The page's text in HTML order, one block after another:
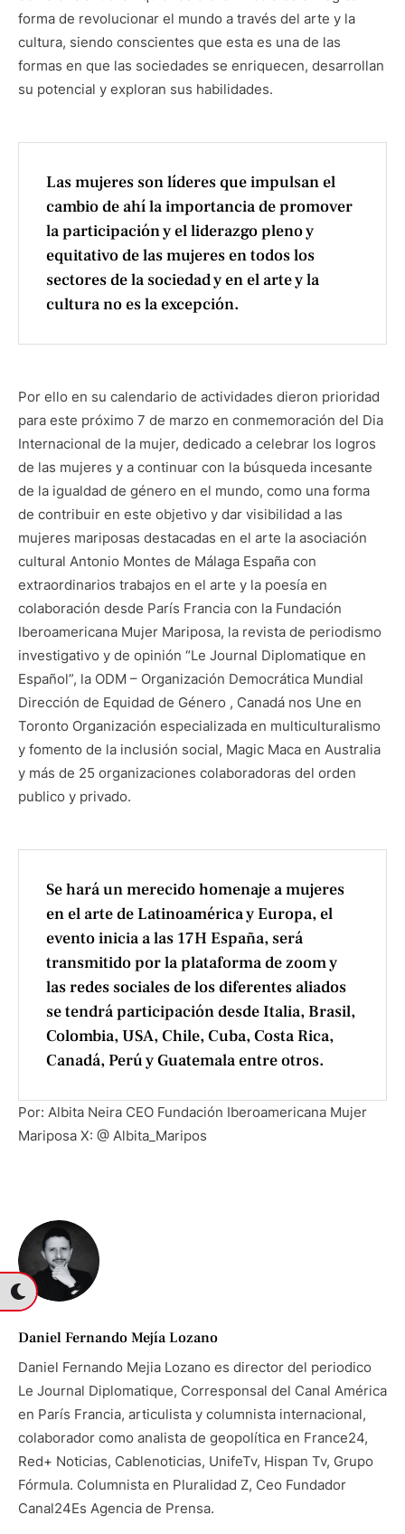
forma de revolucionar el mundo a través del arte y la
cultura, siendo conscientes que esta es una de las
formas en que las sociedades se enriquecen, desarrollan
su potencial y exploran sus habilidades.
Las mujeres son líderes que impulsan el
cambio de ahí la importancia de promover
la participación y el liderazgo pleno y
equitativo de las mujeres en todos los
sectores de la sociedad y en el arte y la
cultura no es la excepción.
Por ello en su calendario de actividades dieron prioridad
para este próximo 7 de marzo en conmemoración del Dia
Internacional de la mujer, dedicado a celebrar los logros
de las mujeres y a continuar con la búsqueda incesante
de la igualdad de género en el mundo, como una forma
de contribuir en este objetivo y dar visibilidad a las
mujeres mariposas destacadas en el arte la asociación
cultural Antonio Montes de Málaga España con
extraordinarios trabajos en el arte y la poesía en
colaboración desde París Francia con la Fundación
Iberoamericana Mujer Mariposa, la revista de periodismo
investigativo y de opinión “Le Journal Diplomatique en
Español”, la ODM – Organización Democrática Mundial
Dirección de Equidad de Género , Canadá nos Une en
Toronto Organización especializada en multiculturalismo
y fomento de la inclusión social, Magic Maca en Australia
y más de 25 organizaciones colaboradoras del orden
publico y privado.
Se hará un merecido homenaje a mujeres
en el arte de Latinoamérica y Europa, el
evento inicia a las 17H España, será
transmitido por la plataforma de zoom y
las redes sociales de los diferentes aliados
se tendrá participación desde Italia, Brasil,
Colombia, USA, Chile, Cuba, Costa Rica,
Canadá, Perú y Guatemala entre otros.
Por: Albita Neira CEO Fundación Iberoamericana Mujer
Mariposa X: @ Albita_Maripos
Daniel Fernando Mejía Lozano
Daniel Fernando Mejia Lozano es director del periodico
Le Journal Diplomatique, Corresponsal del Canal América
en París Francia, articulista y columnista internacional,
colaborador como analista de geopolítica en France24,
Red+ Noticias, Cablenoticias, UnifeTv, Hispan Tv, Grupo
Fórmula. Columnista en Pluralidad Z, Ceo Fundador
Canal24Es Agencia de Prensa.